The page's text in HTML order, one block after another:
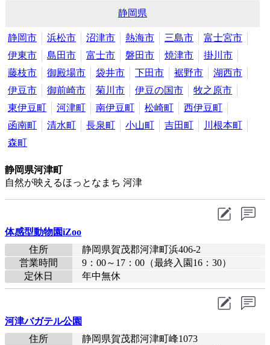
静岡県
静岡市 浜松市 沼津市 熱海市 三島市
富士宮市
伊東市
島田市 富士市 磐田市 焼津市
掛川市
藤枝市
御殿場市 袋井市 下田市 裾野市
湖西市
伊豆市
御前崎市 菊川市 伊豆の国市
牧之原市
東伊豆町
河津町 南伊豆町 松崎町
西伊豆町
函南町
清水町 長泉町 小山町 吉田町
川根本町
森町
静岡県河津町
自然が映えるほっとなまち 河津
体感型動物園iZoo
住所
静岡県賀茂郡河津町浜406-2
営業時間
9：00～17：00（最終入園16：30）
定休日
年中無休
河津バガテル公園
住所
静岡県賀茂郡河津町峰1073